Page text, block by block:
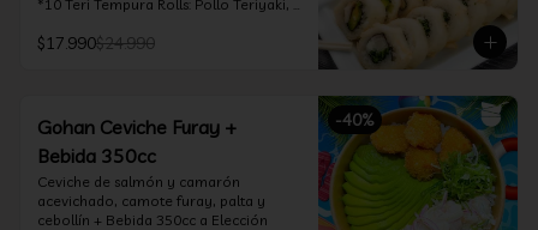
*10 Teri Tempura Rolls: Pollo Teriyaki,
Tempura
Queso Crema y Cebollín, frito en
tempura
*Incluye 2 palitos, 2 soya 30ml, 1 salsa
teriyaki 30ml
$17.990$24.990
-40%
Gohan Ceviche Furay +
Bebida 350cc
Ceviche de salmón y camarón
acevichado, camote furay, palta y
cebollín + Bebida 350cc a Elección